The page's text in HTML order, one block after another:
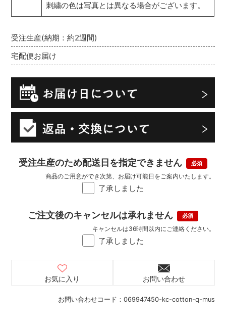
お問い合わせコード： 069947450-kc-cotton-q-mus
受注生産(納期：約2週間)
宅配便お届け
受注生産のため配送日を指定できません
了承しました
商品のご用意ができ次第、お届け可能日をご案内いたします。
ご注文後のキャンセルは承れません
了承しました
キャンセルは36時間以内にご連絡ください。
お気に入り お問い合わせ
刺繍の色は写真とは異なる場合がございます。